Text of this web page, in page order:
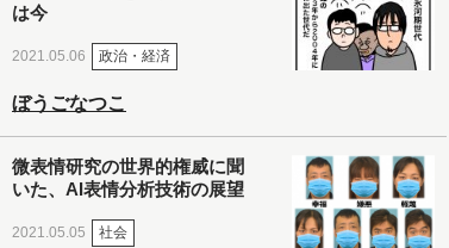
は今
2021.05.06 政治・経済
ぼうごなつこ
微表情研究の世界的権威に聞
いた、AI表情分析技術の展望
2021.05.05 社会